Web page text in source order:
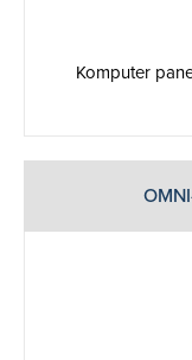
Komputer